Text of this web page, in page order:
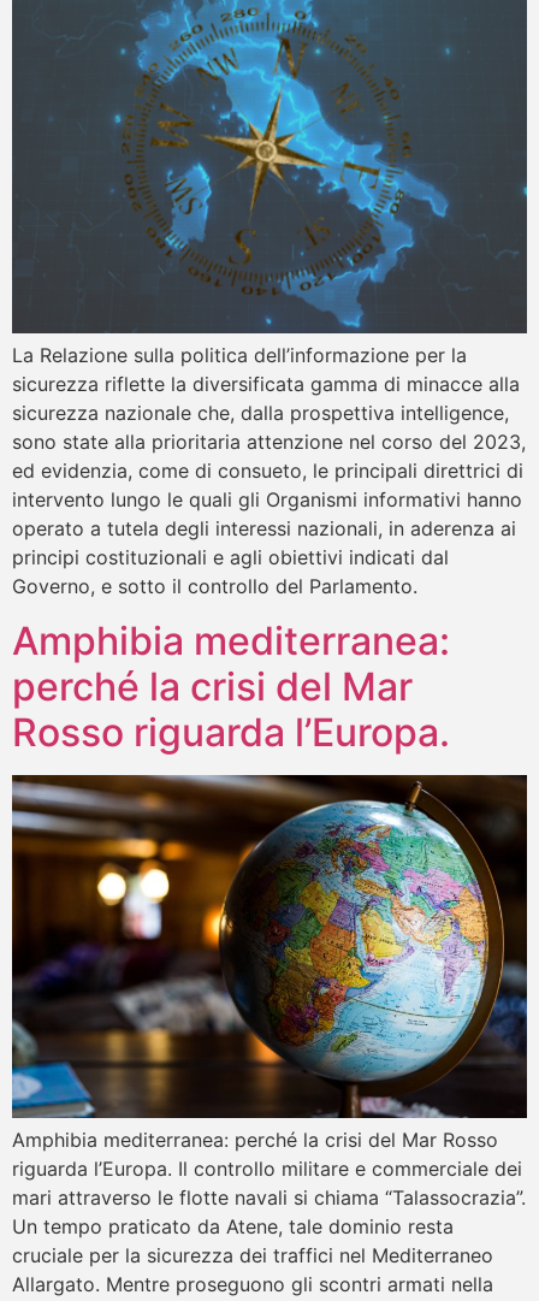
La Relazione sulla politica dell’informazione per la
sicurezza riflette la diversificata gamma di minacce alla
sicurezza nazionale che, dalla prospettiva intelligence,
sono state alla prioritaria attenzione nel corso del 2023,
ed evidenzia, come di consueto, le principali direttrici di
intervento lungo le quali gli Organismi informativi hanno
operato a tutela degli interessi nazionali, in aderenza ai
principi costituzionali e agli obiettivi indicati dal
Governo, e sotto il controllo del Parlamento.
Amphibia mediterranea:
perché la crisi del Mar
Rosso riguarda l’Europa.
Amphibia mediterranea: perché la crisi del Mar Rosso
riguarda l’Europa. Il controllo militare e commerciale dei
mari attraverso le flotte navali si chiama “Talassocrazia”.
Un tempo praticato da Atene, tale dominio resta
cruciale per la sicurezza dei traffici nel Mediterraneo
Allargato. Mentre proseguono gli scontri armati nella